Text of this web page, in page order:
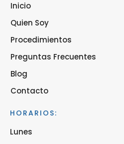
Inicio
Quien Soy
Procedimientos
Preguntas Frecuentes
Blog
Contacto
HORARIOS:
Lunes